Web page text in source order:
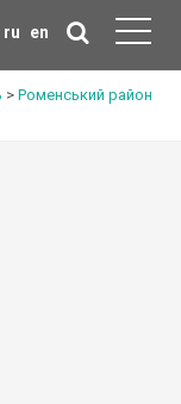
ru en
> Роменський район